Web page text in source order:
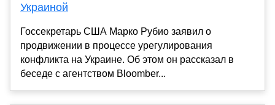
Украиной
Госсекретарь США Марко Рубио заявил о
продвижении в процессе урегулирования
конфликта на Украине. Об этом он рассказал в
беседе с агентством Bloomber...